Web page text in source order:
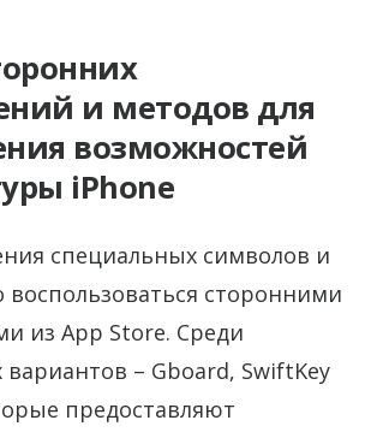
и методов для
возможностей
iPhone
специальных символов и
сторонними
из App Store. Среди
– Gboard, SwiftKey
предоставляют